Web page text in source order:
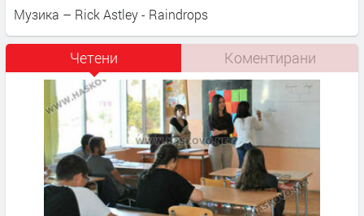
Музика – Rick Astley - Raindrops
Четени Коментирани